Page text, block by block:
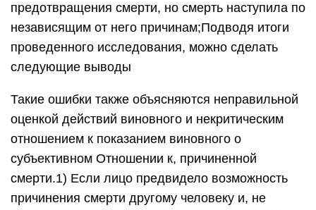
предотвращения смерти, но смерть наступила по
независящим от него причинам;Подводя итоги
проведенного исследования, можно сделать
следующие выводы
Такие ошибки также объясняются неправильной
оценкой действий виновного и некритическим
отношением к показанием виновного о
субъективном Отношении к, причиненной
смерти.1) Если лицо предвидело возможность
причинения смерти другому человеку и, не